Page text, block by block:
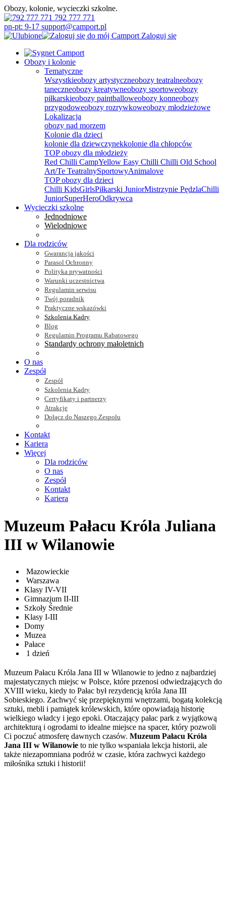
Obozy, kolonie, wycieczki szkolne.
792 777 771
pn-pt: 9-17 support@camport.pl
Zaloguj się
Obozy i kolonie
Tematyczne
Wszystkieobozy artystyczneobozy teatralneobozy
taneczneobozy kreatywneobozy sportoweobozy
piłkarskieobozy paintballoweobozy konneobozy
przygodoweobozy rozrywkoweobozy młodzieżowe
Lokalizacja
obozy nad morzem
Kolonie dla dzieci
kolonie dla dziewczynekkolonie dla chłopców
TOP obozy dla młodzieży
Red Chilli CampYellow Easy Chilli Chilli Old School
Art/Te TeatralnySportowyAnimalove
TOP obozy dla dzieci
Chilli KidsGirlsPiłkarski JuniorMistrzynie PędzlaChilli
JuniorSuperHeroOdkrywca
Wycieczki szkolne
Jednodniowe
Wielodniowe
Dla rodziców
Gwarancja jakości
Parasol Ochronny
Polityka prywatności
Warunki uczestnictwa
Regulamin serwisu
Twój poradnik
Praktyczne wskazówki
Szkolenia Kadry
Blog
Regulamin Programu Rabatowego
Standardy ochrony małoletnich
O nas
Zespół
Zespół
Szkolenia Kadry
Certyfikaty i partnerzy
Atrakcje
Dołącz do Naszego Zespołu
Kontakt
Kariera
Więcej
Dla rodziców
O nas
Zespół
Kontakt
Kariera
Muzeum Pałacu Króla Juliana
III w Wilanowie
Mazowieckie
Warszawa
Klasy IV-VII
Gimnazjum II-III
Szkoły Średnie
Klasy I-III
Domy
Muzea
Pałace
1 dzień
Muzeum Pałacu Króla Jana III w Wilanowie to jedno z najbardziej
majestatycznych miejsc w Polsce, które przenosi odwiedzających do
XVIII wieku, kiedy to Pałac był rezydencją króla Jana III
Sobieskiego. Zachwyć się przepięknymi wnętrzami, bogatą kolekcją
sztuki, mebli i pamiątek królewskich, które opowiadają historię
wielkiego władcy i jego epoki. Otaczający pałac park z wyjątkową
architekturą i ogrodami to idealne miejsce na spacer, który pozwoli
Ci poczuć atmosferę dawnych czasów. Muzeum Pałacu Króla
Jana III w Wilanowie to nie tylko wspaniała lekcja historii, ale
także niezapomniana podróż w czasie, która zachwyci każdego
miłośnika sztuki i historii!